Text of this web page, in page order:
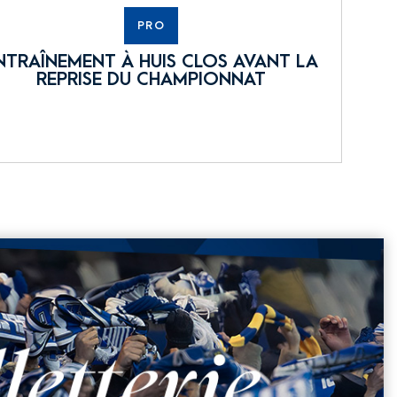
PRO
À HUIS CLOS AVANT LA
REPRISE DU CHAMPIONNAT